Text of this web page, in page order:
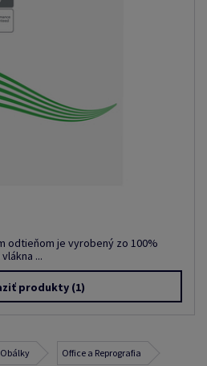
odtieňom je vyrobený zo 100%
...
produkty(1)
Office a Reprografia